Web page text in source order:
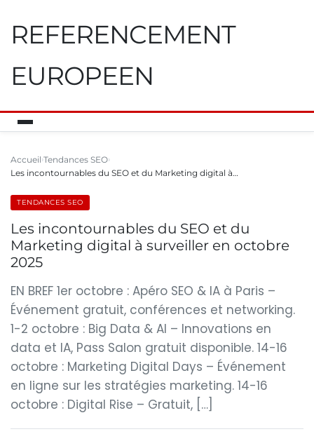
REFERENCEMENT
EUROPEEN
Accueil Tendances SEO
Les incontournables du SEO et du Marketing digital à…
TENDANCES SEO
Les incontournables du SEO et du
Marketing digital à surveiller en octobre
2025
EN BREF 1er octobre : Apéro SEO & IA à Paris –
Événement gratuit, conférences et networking.
1-2 octobre : Big Data & AI – Innovations en
data et IA, Pass Salon gratuit disponible. 14-16
octobre : Marketing Digital Days – Événement
en ligne sur les stratégies marketing. 14-16
octobre : Digital Rise – Gratuit, […]